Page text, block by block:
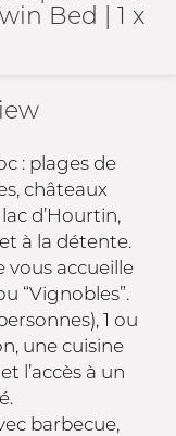
Bed
1 x
: plages de
châteaux
d’Hourtin,
à la détente.
vous accueille
“Vignobles”.
1 ou
une cuisine
l’accès à un
barbecue,